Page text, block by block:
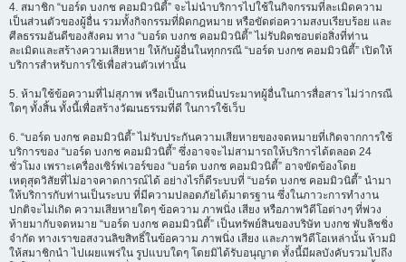
4. สมาชิก “บอร์ด บงกช คอมมิวนิตี้” จะไม่นำบริการไปใช้ในกิจกรรมที่ละเมิดความ
เป็นส่วนตัวของผู้อื่น รวมทั้งกิจกรรมที่ผิดกฎหมาย หรือขัดต่อความสงบเรียบร้อย และ
ศีลธรรมอันดีของสังคม ทาง “บอร์ด บงกช คอมมิวนิตี้” ไม่รับผิดชอบต่อสิ่งที่ท่าน
ละเมิดและสร้างความเสียหาย ให้กับผู้อื่นในทุกกรณี “บอร์ด บงกช คอมมิวนิตี้” เปิดให้
บริการสำหรับการใช้เพื่อส่วนตัวเท่านั้น
5. ห้ามใช้ข้อความที่ไม่สุภาพ หรือเป็นการหมิ่นประมาทผู้อื่นในการสื่อสาร ไม่ว่ากรณี
ใดๆ ทั้งสิ้น ทั้งนี้เพื่อสร้างวัฒนธรรมที่ดี ในการใช้เว็บ
6. “บอร์ด บงกช คอมมิวนิตี้” ไม่รับประกันความเสียหายของจดหมายที่เกิดจากการใช้
บริการของ “บอร์ด บงกช คอมมิวนิตี้” ซึ่งอาจจะไม่สามารถให้บริการได้ตลอด 24
ชั่วโมง เพราะเครื่องเซิร์ฟเวอร์ของ “บอร์ด บงกช คอมมิวนิตี้” อาจขัดข้องโดย
เหตุสุดวิสัยที่ไม่อาจคาดการณ์ได้ อย่างไรก็ดีระบบที่ “บอร์ด บงกช คอมมิวนิตี้” นำมา
ให้บริการกับท่านเป็นระบบ ที่มีความปลอดภัยได้มาตรฐาน ซึ่งในภาวะการทำงาน
ปกติจะไม่เกิด ความเสียหายใดๆ ข้อความ ภาพนิ่ง เสียง หรือภาพวิดีโอต่างๆ ที่พ่วง
ท้ายมากับจดหมาย “บอร์ด บงกช คอมมิวนิตี้” เป็นทรัพย์สินของบริษัท บงกช พับลิชชิ่ง
จำกัด ทางเราขอสงวนลิขสิทธิ์ในข้อความ ภาพนิ่ง เสียง และภาพวิดีโอเหล่านั้น ห้ามมิ
ให้สมาชิกนำ ไปเผยแพร่ใน รูปแบบใดๆ โดยมิได้รับอนุญาต ทั้งนี้มีผลบังคับรวมไปถึง